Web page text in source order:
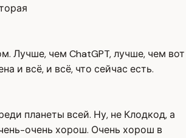
Лучше, чем ChatGPT, лучше, чем вот
и всё, и всё, что сейчас есть.
планеты всей. Ну, не Клодкод, а
очень хорош. Очень хорош в